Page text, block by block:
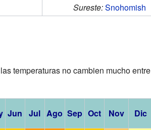
Sureste:Snohomish
temperaturas no cambien mucho entre
Jun Jul Ago Sep Oct Nov Dic